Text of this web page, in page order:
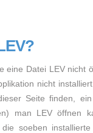
eine Datei LEV nicht
nicht
Seite finden,
man LEV öffnen
soeben